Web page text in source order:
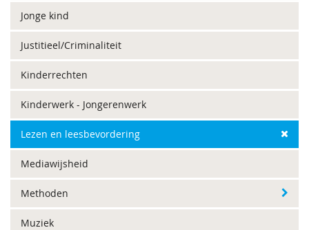
Jonge kind
Justitieel/Criminaliteit
Kinderrechten
Kinderwerk - Jongerenwerk
Lezen en leesbevordering
Mediawijsheid
Methoden
Muziek